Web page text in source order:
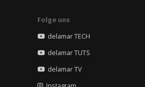
Folge uns
delamar TECH
delamar TUTS
delamar TV